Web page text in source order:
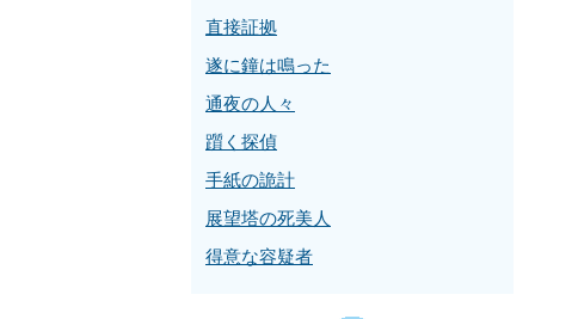
直接証拠
遂に鐘は鳴った
通夜の人々
躓く探偵
手紙の詭計
展望塔の死美人
得意な容疑者